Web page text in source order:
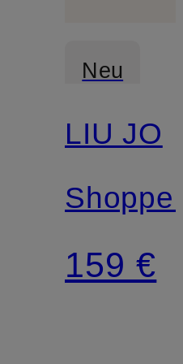
Neu
LIU JO
Shopper
159 €